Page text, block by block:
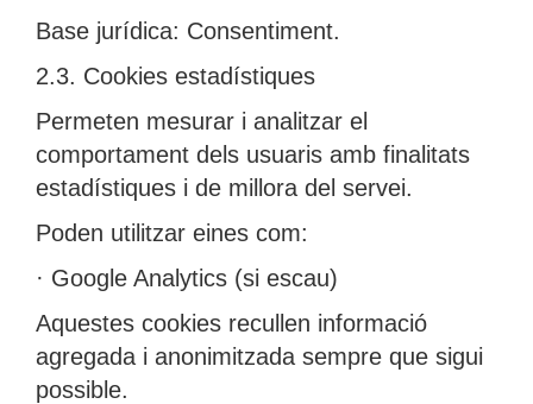
Base jurídica: Consentiment.
2.3. Cookies estadístiques
Permeten mesurar i analitzar el
comportament dels usuaris amb finalitats
estadístiques i de millora del servei.
Poden utilitzar eines com:
· Google Analytics (si escau)
Aquestes cookies recullen informació
agregada i anonimitzada sempre que sigui
possible.